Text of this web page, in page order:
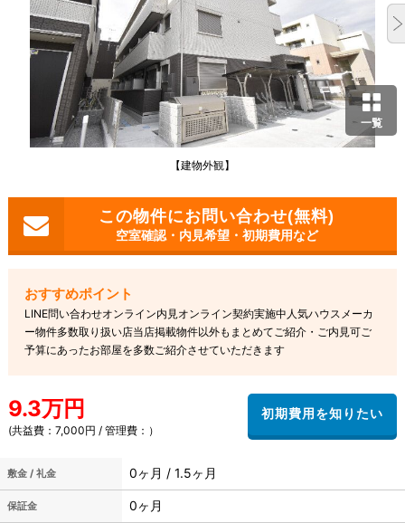
一覧
【建物外観】
空室確認・内見希望・初期費用など
LINE問い合わせオンライン内見オンライン契約実施中人気ハウスメーカ
ー物件多数取り扱い店当店掲載物件以外もまとめてご紹介・ご内見可ご
予算にあったお部屋を多数ご紹介させていただきます
9.3万円
(共益費：7,000円 / 管理費：）
敷金 / 礼金 0ヶ月 / 1.5ヶ月
保証金 0ヶ月